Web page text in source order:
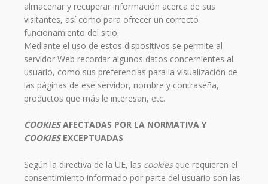
almacenar y recuperar información acerca de sus
visitantes, así como para ofrecer un correcto
funcionamiento del sitio.
Mediante el uso de estos dispositivos se permite al
servidor Web recordar algunos datos concernientes al
usuario, como sus preferencias para la visualización de
las páginas de ese servidor, nombre y contraseña,
productos que más le interesan, etc.
COOKIESAFECTADAS POR LA NORMATIVA Y
COOKIESEXCEPTUADAS
Según la directiva de la UE, las cookies que requieren el
consentimiento informado por parte del usuario son las